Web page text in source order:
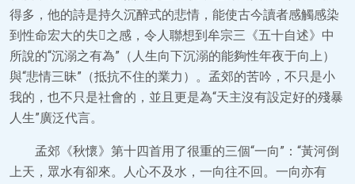
得多，他的詩是持久沉醉式的悲情，能使古今讀者感觸感染
到性命宏大的失之感，令人聯想到牟宗三《五十自述》中
所說的“沉溺之有為”（人生向下沉溺的能夠性年夜于向上）
與“悲情三昧”（抵抗不住的業力）。孟郊的苦吟，不只是小
我的，也不只是社會的，並且更是為“天主沒有設定好的殘暴
人生”廣泛代言。
孟郊《秋懷》第十四首用了很重的三個“一向”：“黃河倒
上天，眾水有卻來。人心不及水，一向往不回。一向亦有